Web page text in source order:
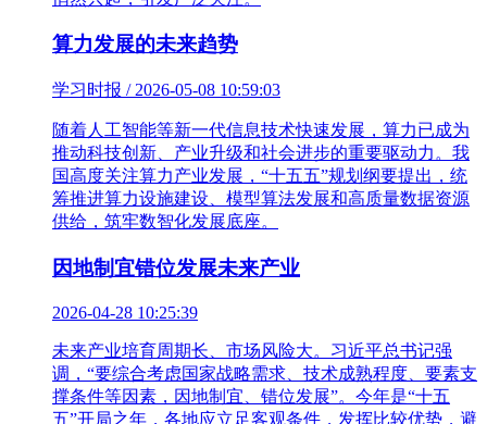
算力发展的未来趋势
学习时报 / 2026-05-08 10:59:03
随着人工智能等新一代信息技术快速发展，算力已成为
推动科技创新、产业升级和社会进步的重要驱动力。我
国高度关注算力产业发展，“十五五”规划纲要提出，统
筹推进算力设施建设、模型算法发展和高质量数据资源
供给，筑牢数智化发展底座。
因地制宜错位发展未来产业
2026-04-28 10:25:39
未来产业培育周期长、市场风险大。习近平总书记强
调，“要综合考虑国家战略需求、技术成熟程度、要素支
撑条件等因素，因地制宜、错位发展”。今年是“十五
五”开局之年，各地应立足客观条件，发挥比较优势，避